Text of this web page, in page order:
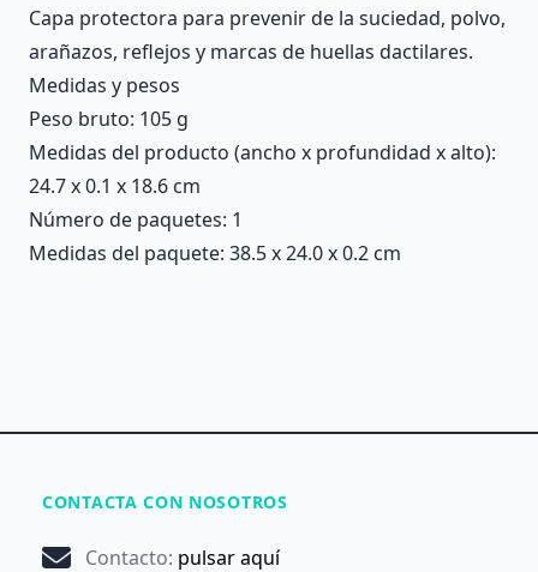
Capa protectora para prevenir de la suciedad, polvo,
arañazos, reflejos y marcas de huellas dactilares.
Medidas y pesos
Peso bruto: 105 g
Medidas del producto (ancho x profundidad x alto):
24.7 x 0.1 x 18.6 cm
Número de paquetes: 1
Medidas del paquete: 38.5 x 24.0 x 0.2 cm
CONTACTA CON NOSOTROS
Contacto: pulsar aquí